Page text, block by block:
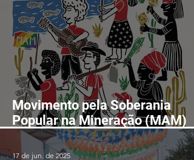
Movimento pela Soberania
Popular na Mineração (MAM)
realizará II Encontro Nacional
em Fortaleza-CE entre os dias
17 de jun. de 2025